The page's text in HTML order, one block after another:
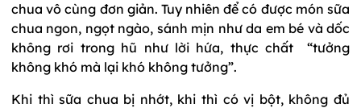
chua vô cùng đơn giản. Tuy nhiên để có được món sữa
chua ngon, ngọt ngào, sánh mịn như da em bé và dốc
không rơi trong hũ như lời hứa, thực chất “tưởng
không khó mà lại khó không tưởng”.
Khi thì sữa chua bị nhớt, khi thì có vị bột, không đủ